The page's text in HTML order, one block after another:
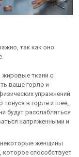
так как оно
жировые ткани с
ваше горло и
упражнений
в горле и шее,
будут расслабляться
напряженными и
женщины
способствует